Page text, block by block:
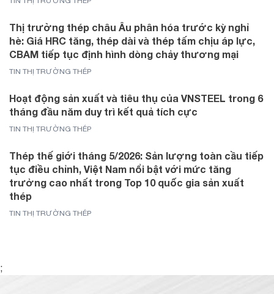
Thị trường thép châu Âu phân hóa trước kỳ nghỉ
hè: Giá HRC tăng, thép dài và thép tấm chịu áp lực,
CBAM tiếp tục định hình dòng chảy thương mại
TIN THỊ TRƯỜNG THÉP
Hoạt động sản xuất và tiêu thụ của VNSTEEL trong 6
tháng đầu năm duy trì kết quả tích cực
TIN THỊ TRƯỜNG THÉP
Thép thế giới tháng 5/2026: Sản lượng toàn cầu tiếp
tục điều chỉnh, Việt Nam nổi bật với mức tăng
trưởng cao nhất trong Top 10 quốc gia sản xuất
thép
TIN THỊ TRƯỜNG THÉP
;